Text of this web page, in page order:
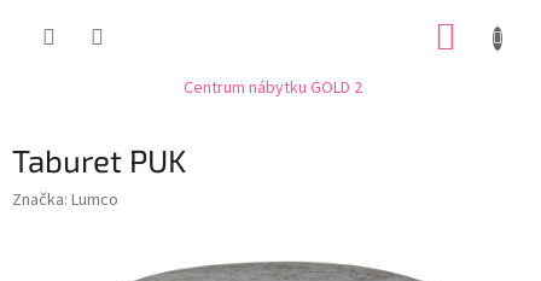
Centrum nábytku GOLD 2
Taburet PUK
Značka: Lumco